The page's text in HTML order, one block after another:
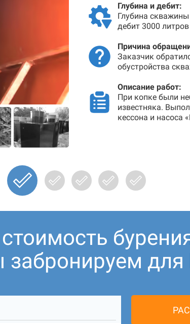
Глубина и дебит:
Глубина
дебит 3000
Причина
Заказчик
обустройства
Описание работ:
При копке были
известняка.
кессона и насоса
для